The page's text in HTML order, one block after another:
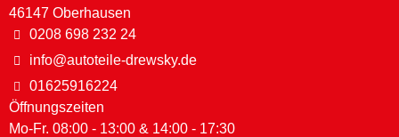
46147 Oberhausen
0208 698 232 24
info@autoteile-drewsky.de
01625916224
Öffnungszeiten
Mo-Fr. 08:00 - 13:00 & 14:00 - 17:30